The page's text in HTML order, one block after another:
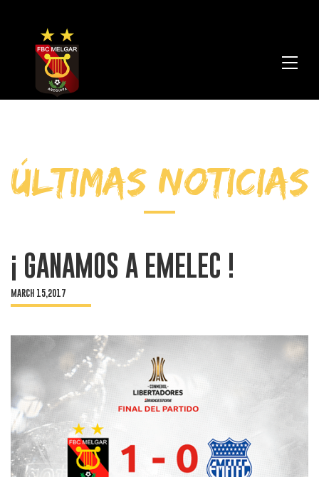
FBC
ÚLTIMAS NOTICIAS
¡ GANAMOS A EMELEC !
MARCH 15,2017